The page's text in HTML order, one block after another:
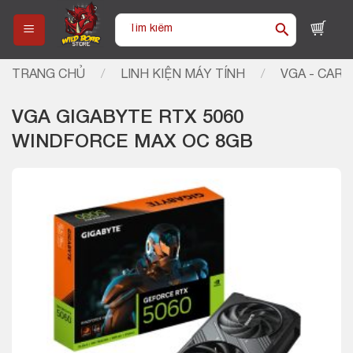
content
Tìm
TRANG CHỦ / LINH KIỆN MÁY TÍNH / VGA -
VGA GIGABYTE RTX 5060
WINDFORCE MAX OC 8GB